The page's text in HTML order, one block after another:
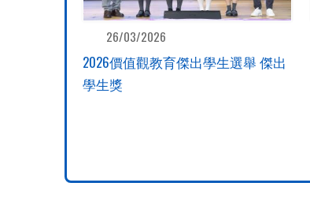
26/03/2026
2026價值觀教育傑出學生選舉 傑出
學生獎